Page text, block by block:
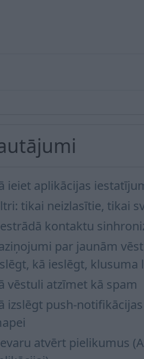
ieiet aplikācijas
tikai neizlasītie, tikai
kontaktu
par jaunām
kā ieslēgt, klusuma
vēstuli atzīmet kā spam
izslēgt push-
atvērt pielikumus